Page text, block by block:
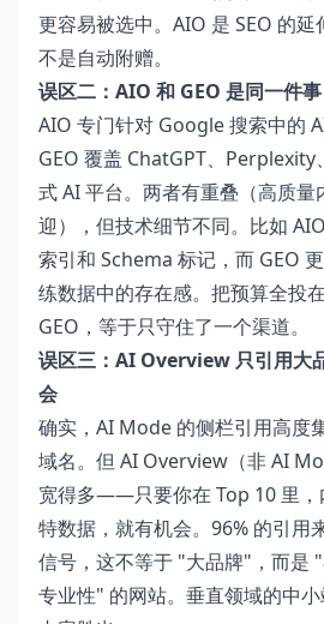
更容易被选中。AIO 是 SEO 的
不是自动附赠。
误区二：AIO 和 GEO 是同一件事
AIO 专门针对 Google 搜索中的
GEO 覆盖 ChatGPT、
式 AI 平台。两者有重叠（高质量
迎），但技术细节不同。比如
索引和 Schema 标记，而 GEO
练数据中的存在感。把预算全投
GEO，等于只守住了一个渠道。
误区三：AI Overview 只引用大
会
确实，AI Mode 的侧栏引用高度
域名。但 AI Overview（非 AI
宽得多——只要你在 Top 10 里，
特数据，就有机会。96% 的引用
信号，这不等于 "大品牌"，而是
专业性" 的网站。垂直领域的中